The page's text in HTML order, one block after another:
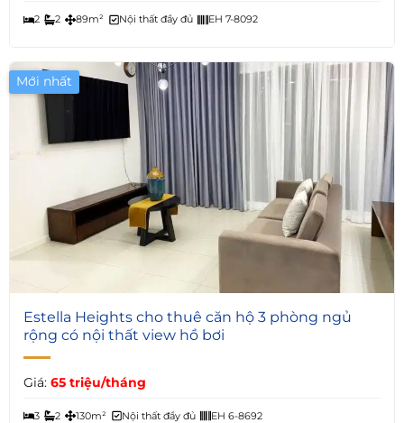
2 2 89m² Nội thất đầy đủ EH 7-8092
Mới nhất
6
Estella Heights cho thuê căn hộ 3 phòng ngủ
rộng có nội thất view hồ bơi
Giá: 65 triệu/tháng
3 2 130m² Nội thất đầy đủ EH 6-8692